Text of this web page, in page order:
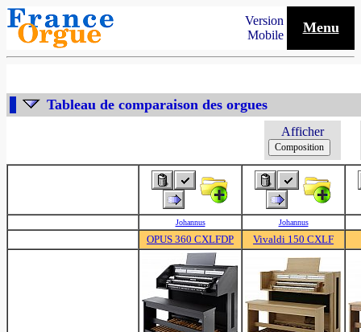
Version
Mobile
Menu
Tableau de comparaison des orgues
Afficher
Johannus Johannus
OPUS 360 CXLFDP Vivaldi 150 CXLF